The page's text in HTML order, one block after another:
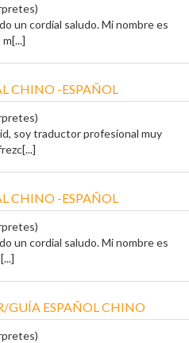
un cordial saludo. Mi nombre es
CHINO -ESPAÑOL
soy traductor profesional muy
CHINO -ESPAÑOL
un cordial saludo. Mi nombre es
GUÍA ESPAÑOL CHINO